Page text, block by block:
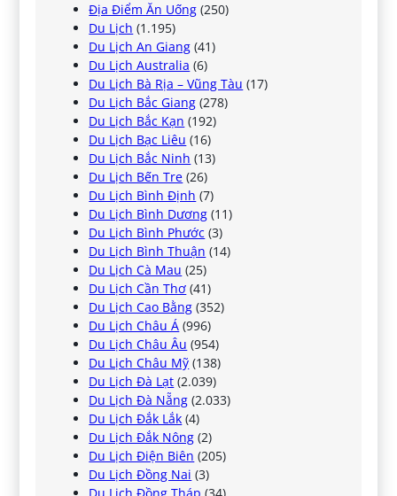
Địa Điểm Ăn Uống (250)
Du Lịch (1.195)
Du Lịch An Giang (41)
Du Lịch Australia (6)
Du Lịch Bà Rịa – Vũng Tàu (17)
Du Lịch Bắc Giang (278)
Du Lịch Bắc Kạn (192)
Du Lịch Bạc Liêu (16)
Du Lịch Bắc Ninh (13)
Du Lịch Bến Tre (26)
Du Lịch Bình Định (7)
Du Lịch Bình Dương (11)
Du Lịch Bình Phước (3)
Du Lịch Bình Thuận (14)
Du Lịch Cà Mau (25)
Du Lịch Cần Thơ (41)
Du Lịch Cao Bằng (352)
Du Lịch Châu Á (996)
Du Lịch Châu Âu (954)
Du Lịch Châu Mỹ (138)
Du Lịch Đà Lạt (2.039)
Du Lịch Đà Nẵng (2.033)
Du Lịch Đắk Lắk (4)
Du Lịch Đắk Nông (2)
Du Lịch Điện Biên (205)
Du Lịch Đồng Nai (3)